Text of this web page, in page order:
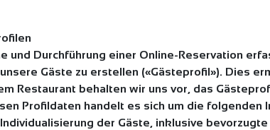
und Durchführung einer Online-Reservation
Gäste zu erstellen («Gästeprofil»). Dies
Restaurant behalten wir uns vor, das
Profildaten handelt es sich um die folgenden
der Gäste, inklusive